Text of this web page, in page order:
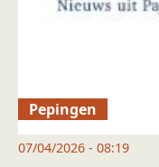
Pepingen
07/04/2026 - 08:19